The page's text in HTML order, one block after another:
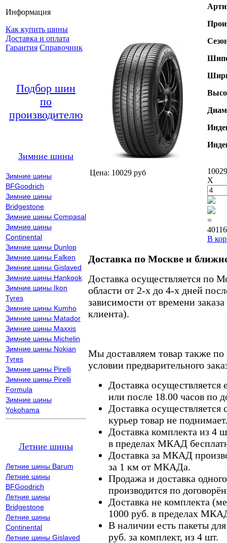
Информация
Как купить шины
Доставка и оплата
Гарантия Справочник
Подбор шин
по
производителю
Зимние шины
Зимние шины
BFGoodrich
Зимние шины
Bridgestone
Зимние шины Compasal
Зимние шины
Continental
Зимние шины Dunlop
Зимние шины Falken
Зимние шины Gislaved
Зимние шины Hankook
Зимние шины Ikon
Tyres
Зимние шины Kumho
Зимние шины Matador
Зимние шины Maxxis
Зимние шины Michelin
Зимние шины Nokian
Tyres
Зимние шины Pirelli
Зимние шины Pirelli
Formula
Зимние шины
Yokohama
Летние шины
Летние шины Barum
Летние шины
BFGoodrich
Летние шины
Bridgestone
Летние шины
Continental
Летние шины Gislaved
Цена: 10029 руб
X
=
В
Доставка по Москве и
Доставка осуществляется по
области от 2-х до 4-х дней
зависимости от времени
клиента).
Мы доставляем товар также
условии предварительного
Доставка осуществляется
или после 18.00 часов по
Доставка осуществляется
курьер товар не поднимает.
Доставка комплекта из 4
в пределах МКАД
Доставка за МКАД
за 1 км от МКАДа.
Продажа и доставка
производится по
Доставка не комплекта
1000 руб. в пределах
В наличии есть пакеты
руб. за комплект, из 4 шт.